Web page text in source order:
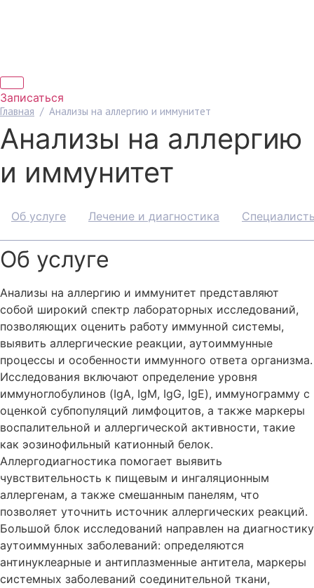
Записаться
Главная / Анализы на аллергию и иммунитет
Анализы на аллергию
и иммунитет
Об услуге Лечение и диагностика
Об услуге
Анализы на аллергию и иммунитет представляют
собой широкий спектр лабораторных исследований,
позволяющих оценить работу иммунной системы,
выявить аллергические реакции, аутоиммунные
процессы и особенности иммунного ответа организма.
Исследования включают определение уровня
иммуноглобулинов (IgA, IgM, IgG, IgE), иммунограмму с
оценкой субпопуляций лимфоцитов, а также маркеры
воспалительной и аллергической активности, такие
как эозинофильный катионный белок.
Аллергодиагностика помогает выявить
чувствительность к пищевым и ингаляционным
аллергенам, а также смешанным панелям, что
позволяет уточнить источник аллергических реакций.
Большой блок исследований направлен на диагностику
аутоиммунных заболеваний: определяются
антинуклеарные и антиплазменные антитела, маркеры
системных заболеваний соединительной ткани,